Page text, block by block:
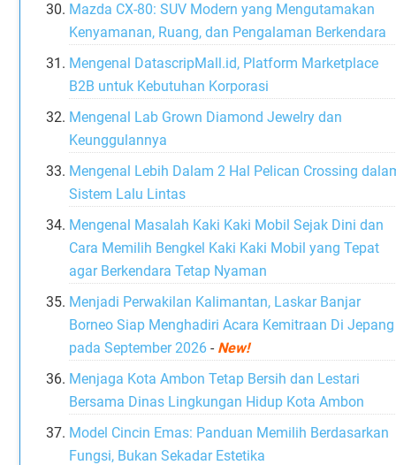
Mazda CX-80: SUV Modern yang Mengutamakan
Kenyamanan, Ruang, dan Pengalaman Berkendara
Mengenal DatascripMall.id, Platform Marketplace
B2B untuk Kebutuhan Korporasi
Mengenal Lab Grown Diamond Jewelry dan
Keunggulannya
Mengenal Lebih Dalam 2 Hal Pelican Crossing
Sistem Lalu Lintas
Mengenal Masalah Kaki Kaki Mobil Sejak Dini dan
Cara Memilih Bengkel Kaki Kaki Mobil yang Tepat
agar Berkendara Tetap Nyaman
Menjadi Perwakilan Kalimantan, Laskar Banjar
Borneo Siap Menghadiri Acara Kemitraan Di Jepang
pada September 2026 - New!
Menjaga Kota Ambon Tetap Bersih dan Lestari
Bersama Dinas Lingkungan Hidup Kota Ambon
Model Cincin Emas: Panduan Memilih Berdasarkan
Fungsi, Bukan Sekadar Estetika